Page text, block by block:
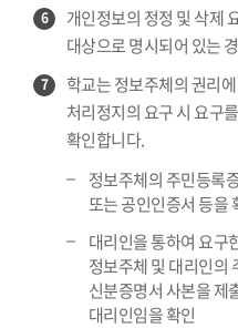
6
개인정보의 정정 및 삭제
대상으로 명시되어 있는
7
학교는 정보주체의 권리
처리정지의 요구 시 요구
확인합니다.
정보주체의 주민등록
또는 공인인증서 등을
대리인을 통하여 요구
정보주체 및 대리인의
신분증명서 사본을 제
대리인임을 확인